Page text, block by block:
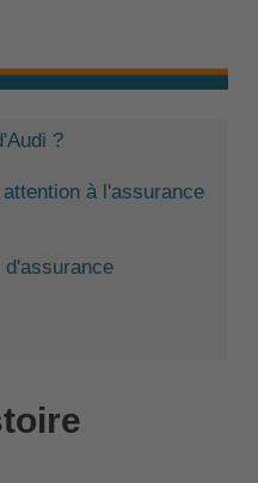
?
à l'assurance